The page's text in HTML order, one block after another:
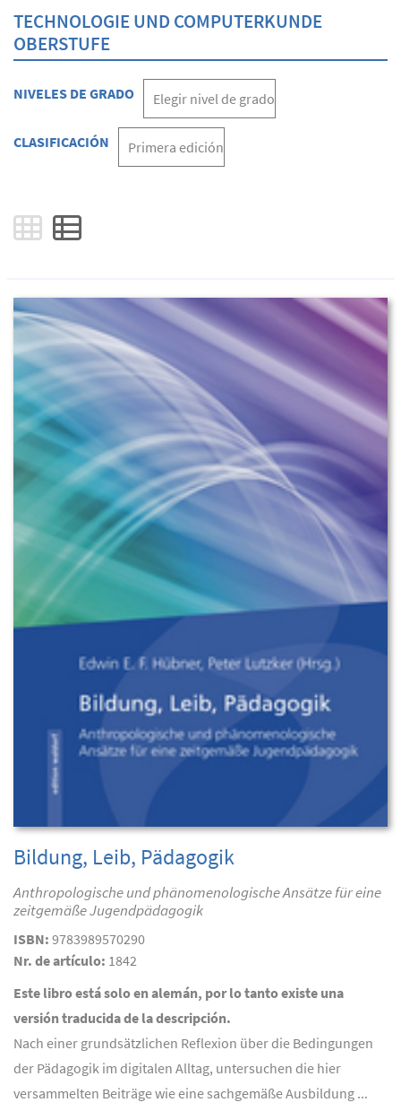
TECHNOLOGIE UND COMPUTERKUNDE
OBERSTUFE
NIVELES DE GRADO
CLASIFICACIÓN
Bildung, Leib, Pädagogik
Anthropologische und phänomenologische Ansätze für eine
zeitgemäße Jugendpädagogik
ISBN: 9783989570290
Nr. de artículo: 1842
Este libro está solo en alemán, por lo tanto existe una
versión traducida de la descripción.
Nach einer grundsätzlichen Reflexion über die Bedingungen
der Pädagogik im digitalen Alltag, untersuchen die hier
versammelten Beiträge wie eine sachgemäße Ausbildung ...